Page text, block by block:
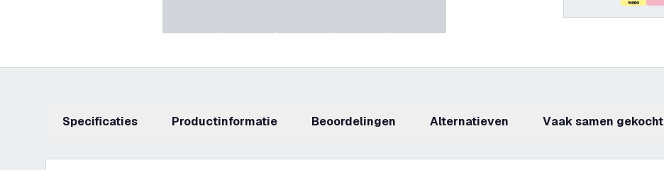
Specificaties productinformatie beoordelingen Alternatieven Vaak samen gekocht